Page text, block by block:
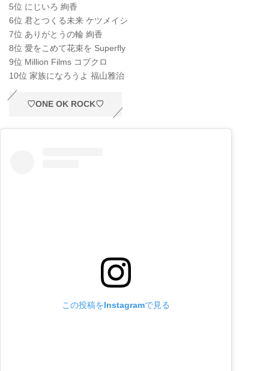
5位 にじいろ 絢香
6位 君とつくる未来 ケツメイシ
7位 ありがとうの輪 絢香
8位 愛をこめて花束を Superfly
9位 Million Films コブクロ
10位 家族になろうよ 福山雅治
♡ONE OK ROCK♡
この投稿をInstagramで見る